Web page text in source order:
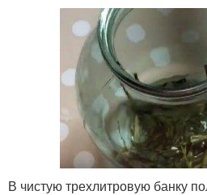
В чистую трехлитровую банку